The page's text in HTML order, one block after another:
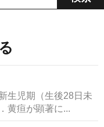
生児期（生後28日未
黄疸が顕著に...